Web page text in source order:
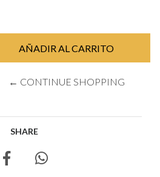
← CONTINUE SHOPPING
SHARE